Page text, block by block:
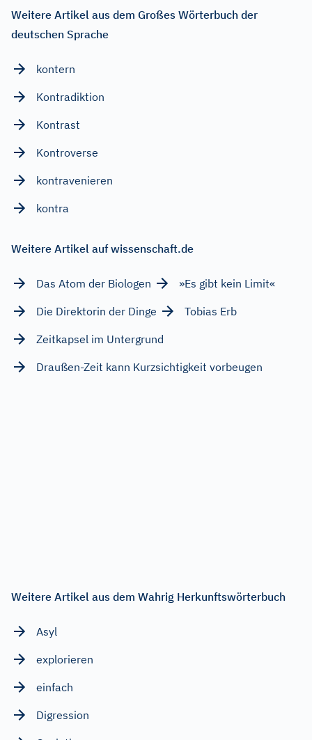
Weitere Artikel aus dem Großes Wörterbuch der
deutschen Sprache
kontern
Kontradiktion
Kontrast
Kontroverse
kontravenieren
kontra
Weitere Artikel auf wissenschaft.de
Das Atom der Biologen
»Es gibt kein Limit«
Die Direktorin der Dinge
Tobias Erb
Zeitkapsel im Untergrund
Draußen-Zeit kann Kurzsichtigkeit vorbeugen
Weitere Artikel aus dem Wahrig Herkunftswörterbuch
Asyl
explorieren
einfach
Digression